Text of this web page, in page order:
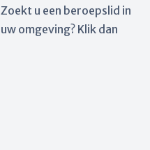
Zoekt u een beroepslid in
uw omgeving? Klik dan